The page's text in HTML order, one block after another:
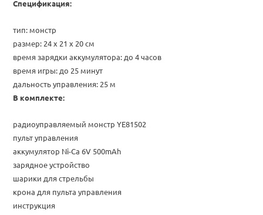
Спецификация:
тип: монстр
размер: 24 x 21 x 20 см
время зарядки аккумулятора: до 4 часов
время игры: до 25 минут
дальность управления: 25 м
В комплекте:
радиоуправляемый монстр YE81502
пульт управления
аккумулятор Ni-Ca 6V 500mAh
зарядное устройство
шарики для стрельбы
крона для пульта управления
инструкция